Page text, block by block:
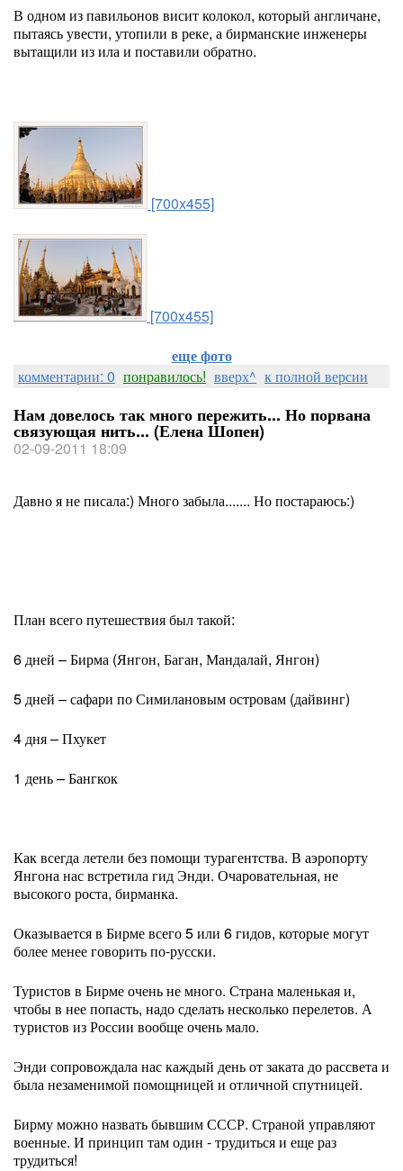
В одном из павильонов висит колокол, который англичане,
пытаясь увести, утопили в реке, а бирманские инженеры
вытащили из ила и поставили обратно.
[700x455]
[700x455]
еще фото
комментарии: 0 понравилось! вверх^ к полной версии
Нам довелось так много пережить... Но порвана
связующая нить... (Елена Шопен)
02-09-2011 18:09
Давно я не писала:) Много забыла....... Но постараюсь:)
План всего путешествия был такой:
6 дней – Бирма (Янгон, Баган, Мандалай, Янгон)
5 дней – сафари по Симилановым островам (дайвинг)
4 дня – Пхукет
1 день – Бангкок
Как всегда летели без помощи турагентства. В аэропорту
Янгона нас встретила гид Энди. Очаровательная, не
высокого роста, бирманка.
Оказывается в Бирме всего 5 или 6 гидов, которые могут
более менее говорить по-русски.
Туристов в Бирме очень не много. Страна маленькая и,
чтобы в нее попасть, надо сделать несколько перелетов. А
туристов из России вообще очень мало.
Энди сопровождала нас каждый день от заката до рассвета и
была незаменимой помощницей и отличной спутницей.
Бирму можно назвать бывшим СССР. Страной управляют
военные. И принцип там один - трудиться и еще раз
трудиться!